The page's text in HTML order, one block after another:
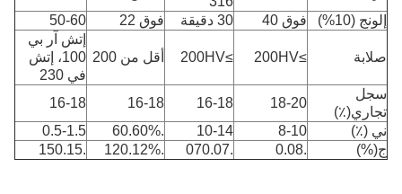
إلونج (10%)
فوق 40 30 دقيقة فوق 22 50-60
صلابة ≥200HV
≥200HV أقل من 200
إتش آر بي
100، إتش
في 230
سجل
تجاري(٪)
18-20
16-18
16-18
16-18
ني (٪)
8-10
10-14
0.5-1.5
ج(%)